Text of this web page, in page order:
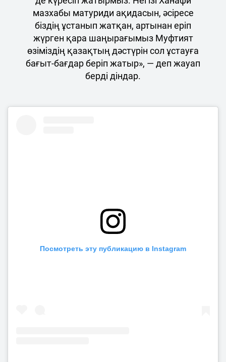
мазхабы матуриди ақидасын, әсіресе
біздің ұстанып жатқан, артынан еріп
жүрген қара шаңырағымыз Муфтият
өзіміздің қазақтың дәстүрін сол ұстауға
бағыт-бағдар беріп жатыр», — деп жауап
берді діндар.
Посмотреть эту публикацию в Instagram